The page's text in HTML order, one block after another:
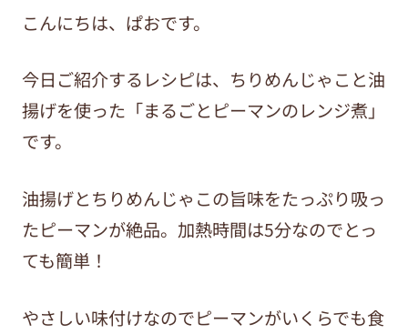
こんにちは、ぱおです。
今日ご紹介するレシピは、ちりめんじゃこと油
揚げを使った「まるごとピーマンのレンジ煮」
です。
油揚げとちりめんじゃこの旨味をたっぷり吸っ
たピーマンが絶品。加熱時間は5分なのでとっ
ても簡単！
やさしい味付けなのでピーマンがいくらでも食